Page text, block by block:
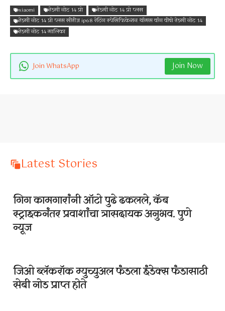
xiaomi रेडमी नोट 14 प्रो
रेडमी नोट 14 प्रो प्लस
रेडमी नोट 14 प्रो प्लस सीरीज ip68 रेटिंग स्पेसिफिकेशन थॉमस वांग वीबो रेडमी नोट 14
रेडमी नोट 14 मालिका
Join WhatsApp Join Now
Latest Stories
गिग कामगारांनी ऑटो पुढे ढकलले, कॅब
स्ट्राइकनंतर प्रवाशांचा त्रासदायक अनुभव. पुणे
न्यूज
जिओ ब्लॅकरॉक म्युच्युअल फंडला इंडेक्स फंडासाठी
सेबी नोड प्राप्त होते